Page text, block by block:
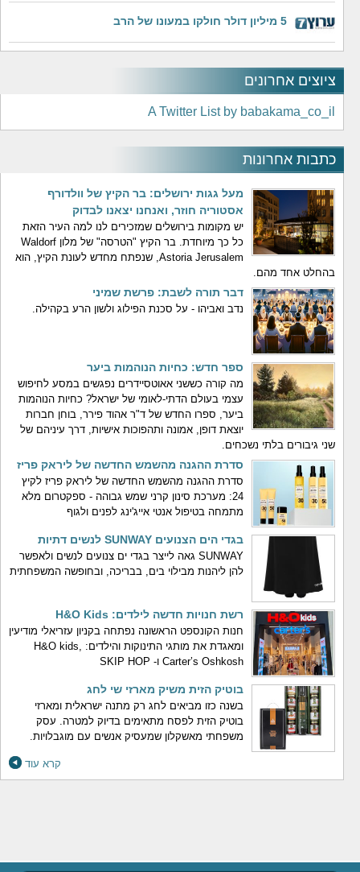
5 מיליון דולר חולקו במעונו של הרב
ציוצים אחרונים
A Twitter List by babakama_co_il
כתבות אחרונות
מעל גגות ירושלים: בר הקיץ של וולדורף
אסטוריה חוזר, ואנחנו יצאנו לבדוק
יש מקומות בירושלים שמזכירים לנו למה העיר הזאת
כל כך מיוחדת. בר הקיץ "הטרסה" של מלון Waldorf
Astoria Jerusalem, שנפתח מחדש לעונת הקיץ, הוא
בהחלט אחד מהם.
דבר תורה לשבת: פרשת שמיני
נדב ואביהו - על סכנת הפילוג ולשון הרע בקהילה.
ספר חדש: כחיות הנוהמות ביער
מה קורה כששני אאוטסיידרים נפגשים במסע לחיפוש
עצמי בעולם הדתי-לאומי של ישראל? כחיות הנוהמות
ביער, ספרו החדש של ד"ר אהוד פירר, בוחן חברות
יוצאת דופן, אמונה ותהפוכות אישיות, דרך עיניהם של
שני גיבורים בלתי נשכחים.
סדרת ההגנה מהשמש החדשה של ליראק פריז
סדרת ההגנה מהשמש החדשה של ליראק פריז לקיץ
24: מערכת סינון קרני שמש גבוהה - ספקטרום מלא
מתמחה בטיפול אנטי אייג'ינג לפנים ולגוף
בגדי הים הצנועים SUNWAY לנשים דתיות
SUNWAY גאה לייצר בגדי ים צנועים לנשים ולאפשר
להן ליהנות מבילוי בים, בבריכה, ובחופשה המשפחתית
רשת חנויות חדשה לילדים: H&O Kids
חנות הקונספט הראשונה נפתחה בקניון עזריאלי מודיעין
ומאגדת את מותגי התינוקות והילדים: H&O kids,
Carter’s Oshkosh ו- SKIP HOP
בוטיק הזית משיק מארזי שי לחג
בשנה כזו מביאים לחג רק מתנה ישראלית ומארזי
בוטיק הזית לפסח מתאימים בדיוק למטרה. עסק
משפחתי מאשקלון שמעסיק אנשים עם מוגבלויות.
קרא עוד